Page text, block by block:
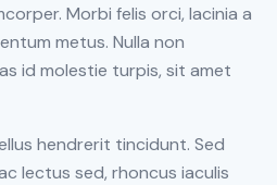
Morbi felis orci, lacinia a
metus. Nulla non
id molestie turpis, sit amet
hendrerit tincidunt. Sed
lectus sed, rhoncus iaculis